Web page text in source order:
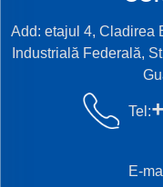
Add: etajul 4, Cladirea
Industrială Federală,
Tel:
E-